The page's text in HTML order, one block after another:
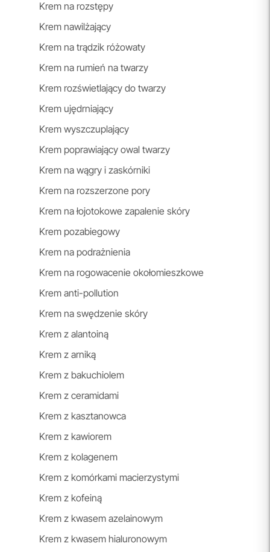
Krem na rozstępy
Krem nawilżający
Krem na trądzik różowaty
Krem na rumień na twarzy
Krem rozświetlający do twarzy
Krem ujędrniający
Krem wyszczuplający
Krem poprawiający owal twarzy
Krem na wągry i zaskórniki
Krem na rozszerzone pory
Krem na łojotokowe zapalenie skóry
Krem pozabiegowy
Krem na podrażnienia
Krem na rogowacenie okołomieszkowe
Krem anti-pollution
Krem na swędzenie skóry
Krem z alantoiną
Krem z arniką
Krem z bakuchiolem
Krem z ceramidami
Krem z kasztanowca
Krem z kawiorem
Krem z kolagenem
Krem z komórkami macierzystymi
Krem z kofeiną
Krem z kwasem azelainowym
Krem z kwasem hialuronowym